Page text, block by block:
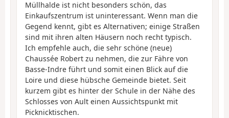
Müllhalde ist nicht besonders schön, das
Einkaufszentrum ist uninteressant. Wenn man die
Gegend kennt, gibt es Alternativen; einige Straßen
sind mit ihren alten Häusern noch recht typisch.
Ich empfehle auch, die sehr schöne (neue)
Chaussée Robert zu nehmen, die zur Fähre von
Basse-Indre führt und somit einen Blick auf die
Loire und diese hübsche Gemeinde bietet. Seit
kurzem gibt es hinter der Schule in der Nähe des
Schlosses von Ault einen Aussichtspunkt mit
Picknicktischen.